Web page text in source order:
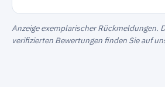
Anzeige exemplarischer Rückmeldungen.
verifizierten Bewertungen finden Sie auf